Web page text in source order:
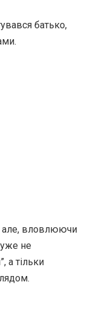
батько,
але, вловлюючи
не
а тільки